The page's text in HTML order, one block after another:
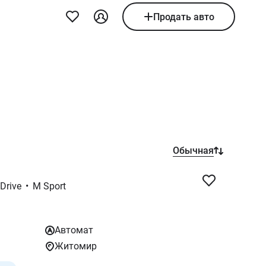
Продать авто
Обычная
• M Sport
Автомат
Житомир